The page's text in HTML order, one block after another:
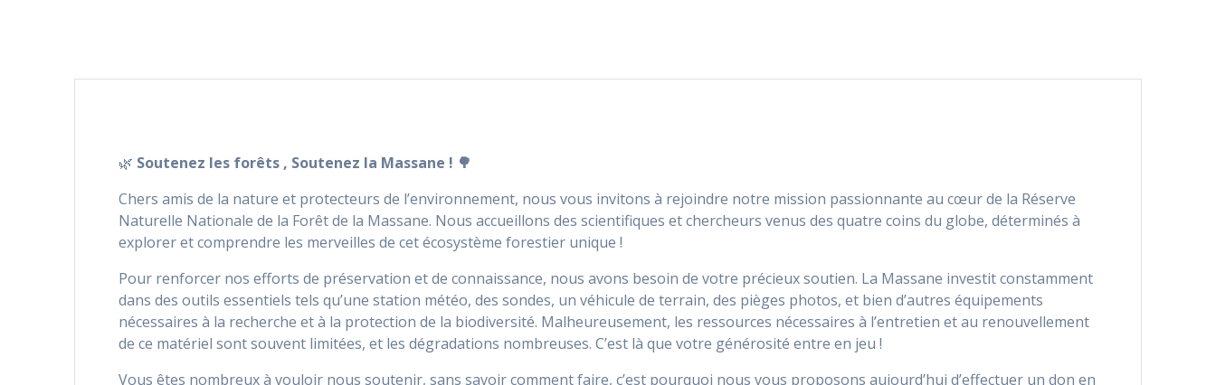
🌿 Soutenez les forêts , Soutenez la Massane ! 🌳
Chers amis de la nature et protecteurs de l’environnement, nous vous invitons à rejoindre notre mission passionnante au cœur de la Réserve
Naturelle Nationale de la Forêt de la Massane. Nous accueillons des scientifiques et chercheurs venus des quatre coins du globe, déterminés à
explorer et comprendre les merveilles de cet écosystème forestier unique !
Pour renforcer nos efforts de préservation et de connaissance, nous avons besoin de votre précieux soutien. La Massane investit constamment
dans des outils essentiels tels qu’une station météo, des sondes, un véhicule de terrain, des pièges photos, et bien d’autres équipements
nécessaires à la recherche et à la protection de la biodiversité. Malheureusement, les ressources nécessaires à l’entretien et au renouvellement
de ce matériel sont souvent limitées, et les dégradations nombreuses. C’est là que votre générosité entre en jeu !
Vous êtes nombreux à vouloir nous soutenir, sans savoir comment faire, c’est pourquoi nous vous proposons aujourd’hui d’effectuer un don en